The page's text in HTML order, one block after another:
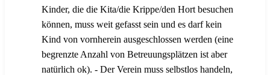
Kinder, die die Kita/die Krippe/den Hort besuchen
können, muss weit gefasst sein und es darf kein
Kind von vornherein ausgeschlossen werden (eine
begrenzte Anzahl von Betreuungsplätzen ist aber
natürlich ok). - Der Verein muss selbstlos handeln,